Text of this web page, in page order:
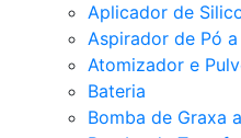
Aplicador de
Aspirador de Pó
Atomizador e
Bateria
Bomba de Graxa